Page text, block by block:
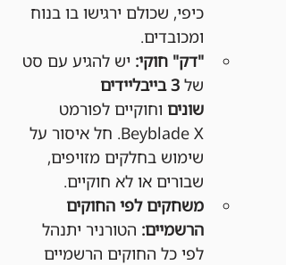
כיפי, שכולם ירגישו בו בנוח
ומכובדים.
"דק" חוקי: יש להגיע עם סט
של
3 בייבליידים
שונים וחוקיים לפורמט
Beyblade X. חל איסור על
שימוש בחלקים מזויפים,
שבורים או לא חוקיים.
משחקים לפי החוקים
הרשמיים: הטורניר יתנהל
לפי כל החוקים הרשמיים